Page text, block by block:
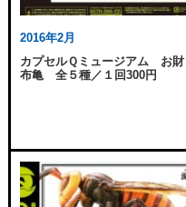
2016年2月
カプセルＱミュージアム お財
布亀 全５種／１回300円